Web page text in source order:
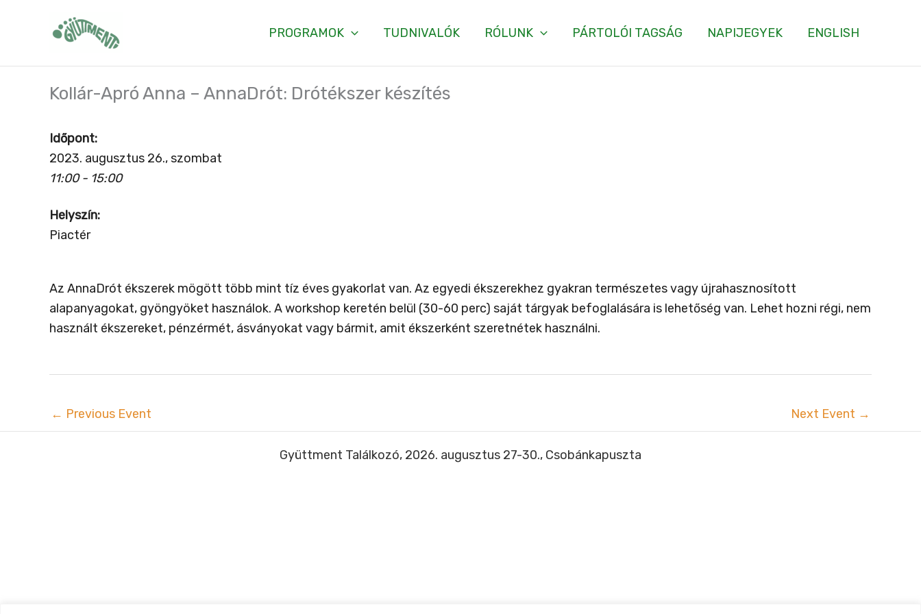
PROGRAMOK TUDNIVALÓK RÓLUNK PÁRTOLÓI TAGSÁG NAPIJEGYEK ENGLISH
Kollár-Apró Anna – AnnaDrót: Drótékszer készítés
Időpont:
2023. augusztus 26., szombat
11:00 - 15:00
Helyszín:
Piactér
Az AnnaDrót ékszerek mögött több mint tíz éves gyakorlat van. Az egyedi ékszerekhez gyakran természetes vagy újrahasznosított
alapanyagokat, gyöngyöket használok. A workshop keretén belül (30-60 perc) saját tárgyak befoglalására is lehetőség van. Lehet hozni régi, nem
használt ékszereket, pénzérmét, ásványokat vagy bármit, amit ékszerként szeretnétek használni.
← Previous Event Next Event →
Gyüttment Találkozó, 2026. augusztus 27-30., Csobánkapuszta